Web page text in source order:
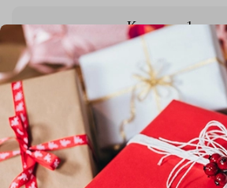
Купить в 1 клик
Добавить в сравнение
Выбрать